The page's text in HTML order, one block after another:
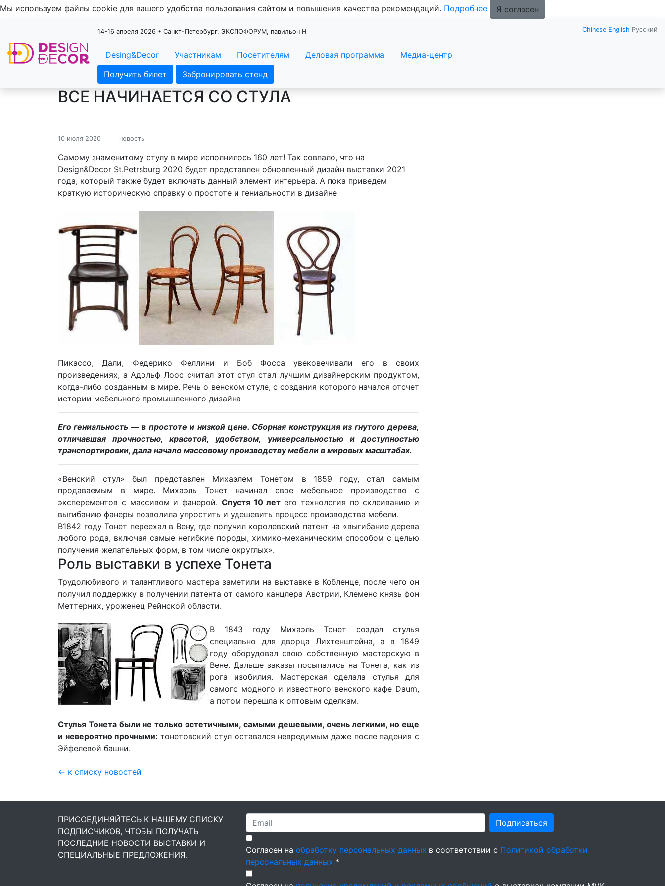
Мы используем файлы cookie для вашего удобства пользования сайтом и повышения качества рекомендаций. Подробнее Я согласен
14-16 апреля 2026 • Санкт-Петербург, ЭКСПОФОРУМ, павильон Н Chinese English Русский
Desing&Decor Участникам Посетителям Деловая программа
Медиа-центр
Получить билет
Забронировать стенд
ВСЕ НАЧИНАЕТСЯ СО СТУЛА
10 июля 2020 новость
Самому знаменитому стулу в мире исполнилось 160 лет! Так совпало, что на
Design&Decor St.Petrsburg 2020 будет представлен обновленный дизайн выставки 2021
года, который также будет включать данный элемент интерьера. А пока приведем
краткую историческую справку о простоте и гениальности в дизайне
Пикассо, Дали, Федерико Феллини и Боб Фосса увековечивали его в своих
произведениях, а Адольф Лоос считал этот стул стал лучшим дизайнерским продуктом,
когда-либо созданным в мире. Речь о венском стуле, с создания которого начался отсчет
истории мебельного промышленного дизайна
Его гениальность — в простоте и низкой цене. Сборная конструкция из гнутого дерева,
отличавшая прочностью, красотой, удобством, универсальностью и доступностью
транспортировки, дала начало массовому производству мебели в мировых масштабах.
«Венский стул» был представлен Михаэлем Тонетом в 1859 году, стал самым
продаваемым в мире. Михаэль Тонет начинал свое мебельное производство с
эксперементов с массивом и фанерой. Спустя 10 лет его технология по склеиванию и
выгибанию фанеры позволила упростить и удешевить процесс производства мебели.
В1842 году Тонет переехал в Вену, где получил королевский патент на «выгибание дерева
любого рода, включая самые негибкие породы, химико-механическим способом с целью
получения желательных форм, в том числе округлых».
Роль выставки в успехе Тонета
Трудолюбивого и талантливого мастера заметили на выставке в Кобленце, после чего он
получил поддержку в получении патента от самого канцлера Австрии, Клеменс князь фон
Меттерних, уроженец Рейнской области.
В 1843 году Михаэль Тонет создал стулья
специально для дворца Лихтенштейна, а в 1849
году оборудовал свою собственную мастерскую в
Вене. Дальше заказы посыпались на Тонета, как из
рога изобилия. Мастерская сделала стулья для
самого модного и известного венского кафе Daum,
а потом перешла к оптовым сделкам.
Стулья Тонета были не только эстетичными, самыми дешевыми, очень легкими, но еще
и невероятно прочными:тонетовский стул оставался невредимым даже после падения с
Эйфелевой башни.
← к списку новостей
ПРИСОЕДИНЯЙТЕСЬ К НАШЕМУ СПИСКУ
ПОДПИСЧИКОВ, ЧТОБЫ ПОЛУЧАТЬ
ПОСЛЕДНИЕ НОВОСТИ ВЫСТАВКИ И
СПЕЦИАЛЬНЫЕ ПРЕДЛОЖЕНИЯ.
Подписаться
Согласен на обработку персональных данных в соответствии с Политикой обработки
персональных данных *